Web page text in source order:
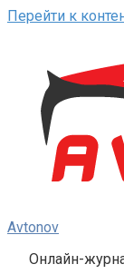
Перейти к
Avtonov
Онлайн-